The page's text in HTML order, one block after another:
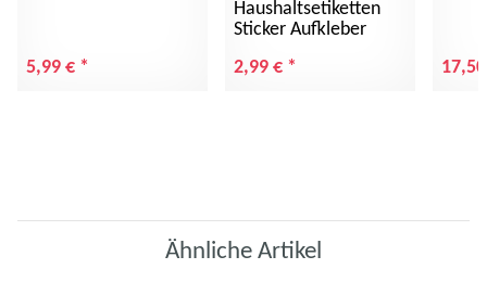
5,99 € *
Haushaltsetiketten
Sticker Aufkleber
2,99 € *
Ähnliche Artikel